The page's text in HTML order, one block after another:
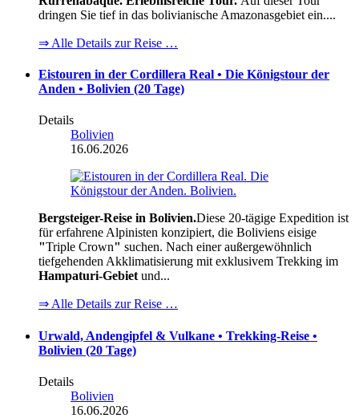
dringen Sie tief in das bolivianische Amazonasgebiet ein....
⇒ Alle Details zur Reise …
Eistouren in der Cordillera Real • Die Königstour der
Anden • Bolivien (20 Tage)
Details
Bolivien
16.06.2026
Bergsteiger-Reise in Bolivien.Diese 20-tägige Expedition ist
für erfahrene Alpinisten konzipiert, die Boliviens eisige
"Triple Crown" suchen. Nach einer außergewöhnlich
tiefgehenden Akklimatisierung mit exklusivem Trekking im
Hampaturi-Gebiet und...
⇒ Alle Details zur Reise …
Urwald, Andengipfel & Vulkane • Trekking-Reise •
Bolivien (20 Tage)
Details
Bolivien
16.06.2026